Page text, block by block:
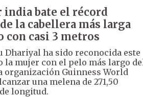
india bate el récord
la cabellera más larga
con casi 3 metros
Dhariyal ha sido reconocida este
la mujer con el pelo más largo
organización Guinness World
una melena de 271,50
longitud.